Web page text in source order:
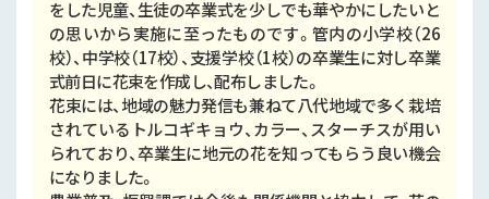
をした児童、生徒の卒業式を少しでも華やかにしたいと
の思いから実施に至ったものです。管内の小学校（26
校）、中学校（17校）、支援学校（1校）の卒業生に対し卒業
式前日に花束を作成し、配布しました。
花束には、地域の魅力発信も兼ねて八代地域で多く栽培
されているトルコギキョウ、カラー、スターチスが用い
られており、卒業生に地元の花を知ってもらう良い機会
になりました。